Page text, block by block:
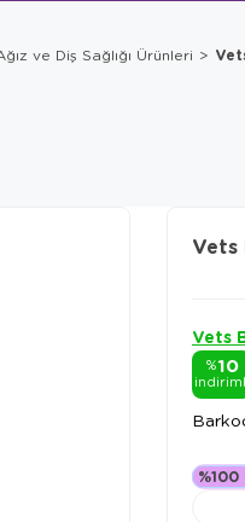
ve Diş Sağlığı Ürünleri
Vets
Vets
%10